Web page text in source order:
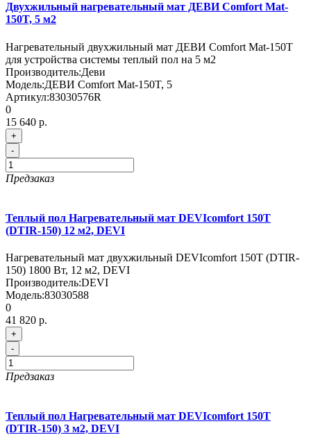
Двухжильный нагревательный мат ДЕВИ Comfort Mat-
150T, 5 м2
Нагревательный двухжильный мат ДЕВИ Comfort Mat-150T
для устройства системы теплый пол на 5 м2
Производитель:Деви
Модель:ДЕВИ Comfort Mat-150T, 5
Артикул:83030576R
0
15 640 р.
+
-
Предзаказ
Теплый пол Нагревательный мат DEVIcomfort 150T
(DTIR-150) 12 м2, DEVI
Нагревательный мат двухжильный DEVIcomfort 150T (DTIR-
150) 1800 Вт, 12 м2, DEVI
Производитель:DEVI
Модель:83030588
0
41 820 р.
+
-
Предзаказ
Теплый пол Нагревательный мат DEVIcomfort 150T
(DTIR-150) 3 м2, DEVI